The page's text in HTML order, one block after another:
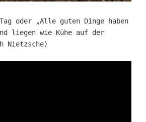
Tag oder „Alle guten Dinge haben
liegen wie Kühe auf der
Nietzsche)